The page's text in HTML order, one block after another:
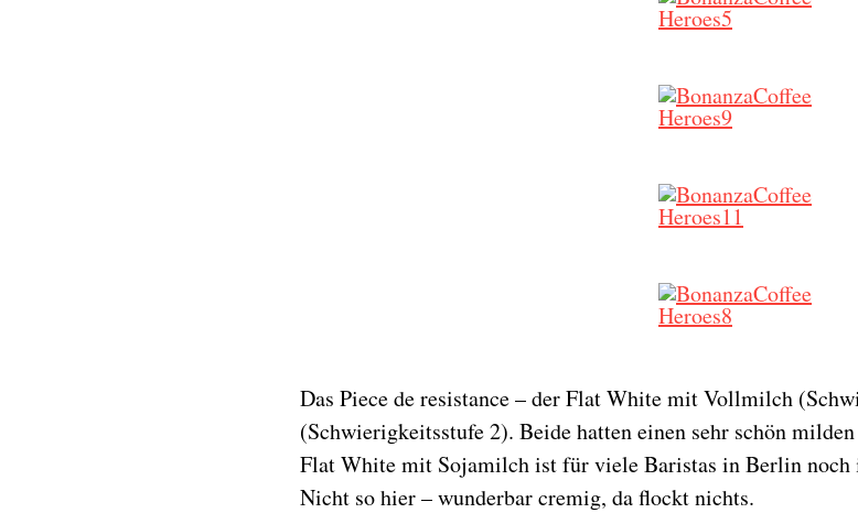
Das Piece de resistance – der Flat White mit Vollmilch
(Schwierigkeitsstufe 2). Beide hatten einen sehr schön
Flat White mit Sojamilch ist für viele Baristas in Berlin noch
Nicht so hier – wunderbar cremig, da flockt nichts.